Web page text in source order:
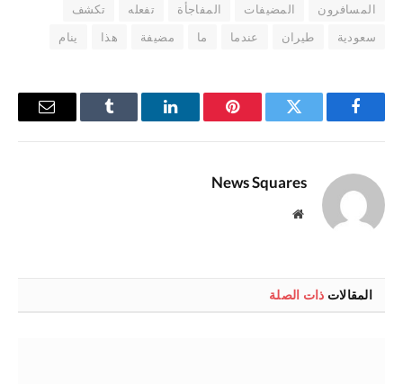
المسافرون المضيفات المفاجأة تفعله
تكشف
سعودية
طيران عندما ما مضيفة هذا ينام
فيسبوك تويتر بينتيريستلينكدإن Tumblr
البريد
News Squares
موقع
المقالات ذات الصلة